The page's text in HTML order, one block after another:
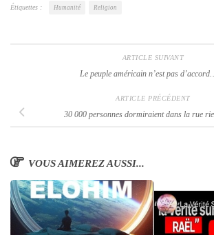
Étiquettes : Humanité Religion
ARTICLE SUIVANT
Le peuple américain n’est pas
ARTICLE PRÉCÉDENT
30 000 personnes dormiraient dans la rue
VOUS AIMEREZ AUSSI...